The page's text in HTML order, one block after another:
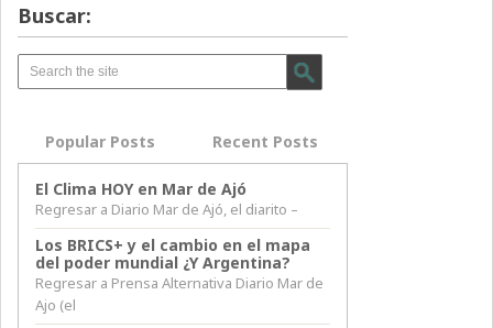
Buscar:
Popular Posts Recent Posts
El Clima HOY en Mar de Ajó
Regresar a Diario Mar de Ajó, el diarito –
Los BRICS+ y el cambio en el mapa
del poder mundial ¿Y Argentina?
Regresar a Prensa Alternativa Diario Mar de
Ajo (el